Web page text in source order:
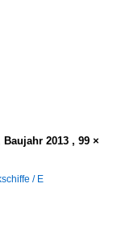
Baujahr 2013 , 99 ×
/ E